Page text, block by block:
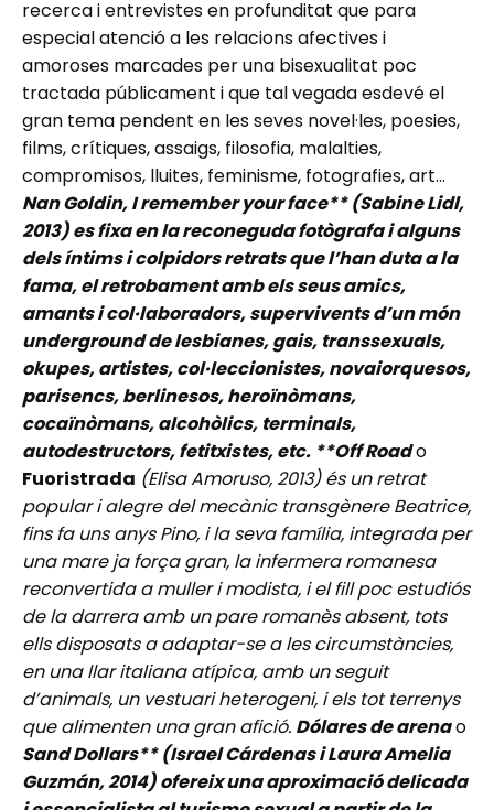
recerca i entrevistes en profunditat que para
especial atenció a les relacions afectives i
amoroses marcades per una bisexualitat poc
tractada públicament i que tal vegada esdevé el
gran tema pendent en les seves novel·les, poesies,
films, crítiques, assaigs, filosofia, malalties,
compromisos, lluites, feminisme, fotografies, art…
Nan Goldin, I remember your face** (Sabine Lidl,
2013) es fixa en la reconeguda fotògrafa i alguns
dels íntims i colpidors retrats que l’han duta a la
fama, el retrobament amb els seus amics,
amants i col·laboradors, supervivents d’un món
underground de lesbianes, gais, transsexuals,
okupes, artistes, col·leccionistes, novaiorquesos,
parisencs, berlinesos, heroïnòmans,
cocaïnòmans, alcohòlics, terminals,
autodestructors, fetitxistes, etc. **Off Roado
Fuoristrada (Elisa Amoruso, 2013) és un retrat
popular i alegre del mecànic transgènere Beatrice,
fins fa uns anys Pino, i la seva família, integrada per
una mare ja força gran, la infermera romanesa
reconvertida a muller i modista, i el fill poc estudiós
de la darrera amb un pare romanès absent, tots
ells disposats a adaptar-se a les circumstàncies,
en una llar italiana atípica, amb un seguit
d’animals, un vestuari heterogeni, i els tot terrenys
que alimenten una gran afició. Dólares de arenao
Sand Dollars** (Israel Cárdenas i Laura Amelia
Guzmán, 2014) ofereix una aproximació delicada